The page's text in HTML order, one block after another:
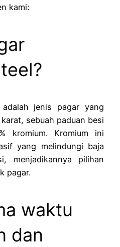
kami:
jenis pagar yang
sebuah paduan besi
kromium. Kromium ini
yang melindungi baja
menjadikannya pilihan
pagar.
waktu
dan